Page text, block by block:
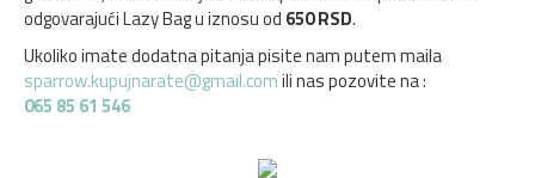
odgovarajući Lazy Bag u iznosu od 650 RSD.
Ukoliko imate dodatna pitanja pisite nam putem maila
sparrow.kupujnarate@gmail.comili nas pozovite na :
065 85 61 546